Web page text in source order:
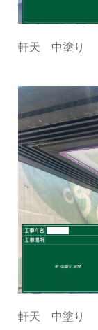
軒天 中塗り
軒天 中塗り